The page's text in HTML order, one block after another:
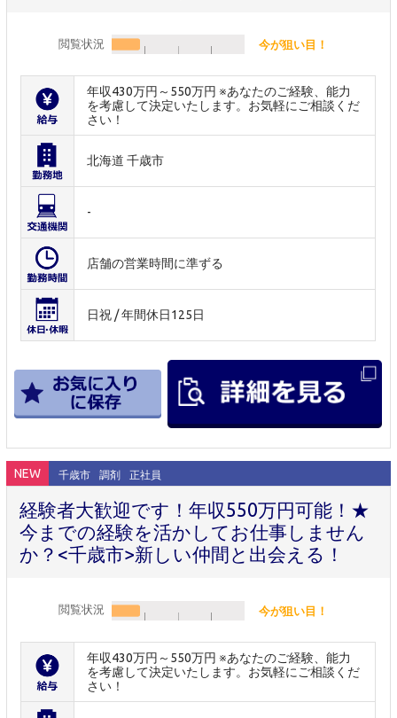
閲覧状況 今が狙い目！
年収430万円～550万円 ※あなたのご経験、能力
を考慮して決定いたします。お気軽にご相談くだ
さい！
北海道 千歳市
-
店舗の営業時間に準ずる
日祝 / 年間休日125日
NEW 千歳市 調剤 正社員
経験者大歓迎です！年収550万円可能！★
今までの経験を活かしてお仕事しません
か？<千歳市>新しい仲間と出会える！
閲覧状況 今が狙い目！
年収430万円～550万円 ※あなたのご経験、能力
を考慮して決定いたします。お気軽にご相談くだ
さい！